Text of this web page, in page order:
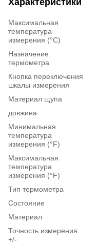
Характеристики
Максимальная
температура
измерения (°C)
Назначение
термометра
Кнопка переключения
шкалы измерения
Материал щупа
довжина
Минимальная
температура
измерения (°F)
Максимальная
температура
измерения (°F)
Тип термометра
Состояние
Материал
Точность измерения
+/-